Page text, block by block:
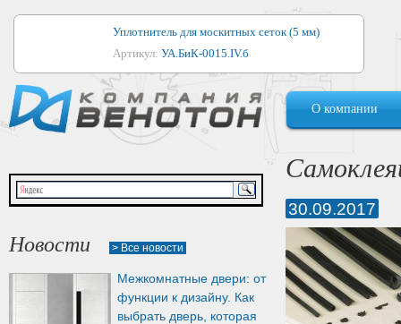
Уплотнитель для москитных сеток (5 мм)
Артикул: УА.БиК-0015.IV.б
Уплотнитель для алюминиевых окон
Артикул:1044
Уплотнитель для деревянных окон
Артикул:УМ.БиК-0062.IV.б
Уплотнитель лоджиевый для (4, 5, 6 мм)
Уплотнитель для деревянных дверей
Артикул:
О компании
Новости > Все новости
Межкомнатные двери: от
функции к дизайну. Как
выбрать дверь, которая
30.09.2017